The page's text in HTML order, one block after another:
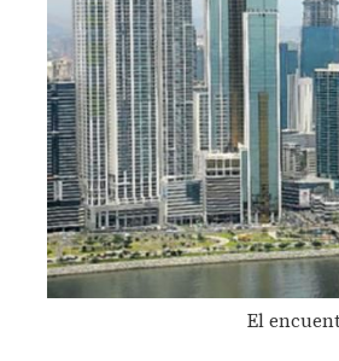
El